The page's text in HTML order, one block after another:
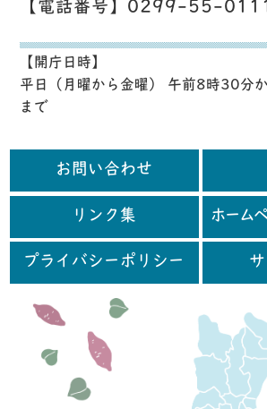
【電話番号】0299-55-
【開庁日時】
平日（月曜から金曜） 午前8時30分
まで
お問い合わせ
リンク集 ホーム
プライバシーポリシー